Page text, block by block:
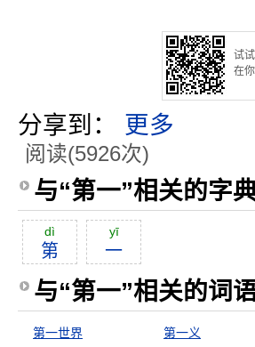
试
在
分享到： 更多
阅读(5926次)
与“第一”相关的字
dì
第
yī
一
与“第一”相关的词
第一世界 第一义